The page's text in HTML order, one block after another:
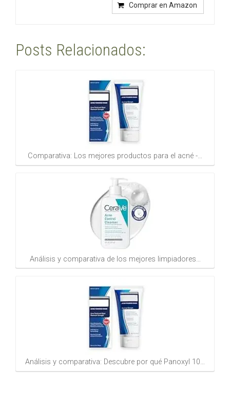
Comprar en Amazon
Posts Relacionados:
Comparativa: Los mejores productos para el acné -…
Análisis y comparativa de los mejores limpiadores…
Análisis y comparativa: Descubre por qué Panoxyl 10…